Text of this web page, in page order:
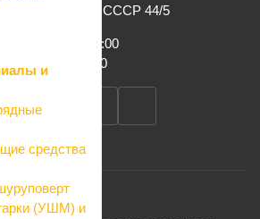
и
средства
(УШМ) и
Конституции СССР 44/5
Пн-Сб: 8:00 – 19:00
Вс: 8:00 – 17:00